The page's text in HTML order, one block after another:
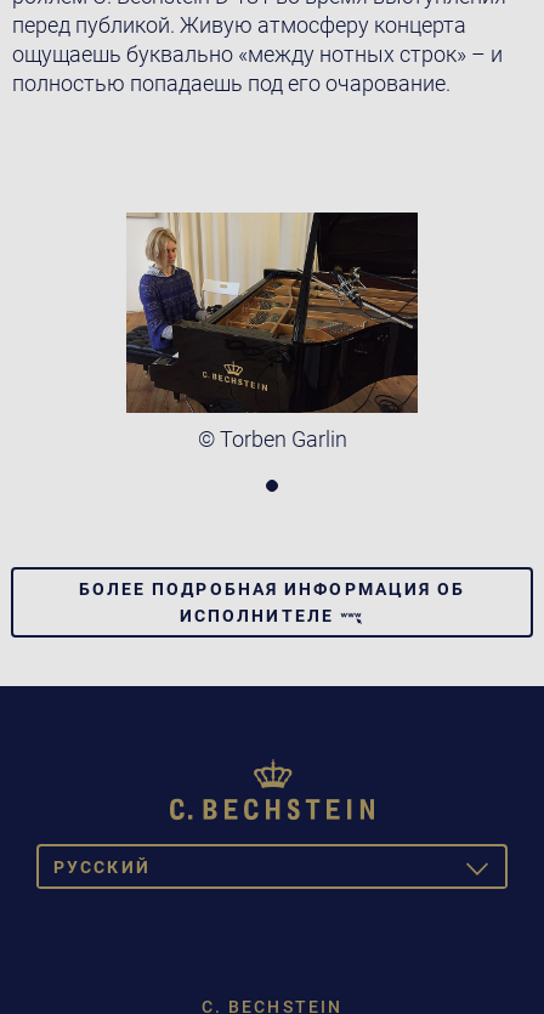
перед публикой. Живую атмосферу концерта
ощущаешь буквально «между нотных строк» – и
полностью попадаешь под его очарование.
© Torben Garlin
БОЛЕЕ ПОДРОБНАЯ ИНФОРМАЦИЯ ОБ
ИСПОЛНИТЕЛЕ
PУССКИЙ
TOGGLE
C. BECHSTEIN